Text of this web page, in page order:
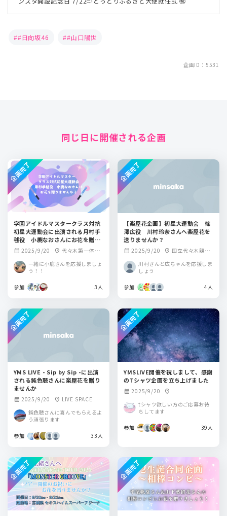
#日向坂46 #山口陽世
企画ID：5531
同じ日に開催される企画
学園アイドルマスタークラス対抗
初星大運動会に出演される月村手
毬役 小鹿なおさんにお花を贈り
ませんか？
calendar_month 2025/9/20 location_on 代々木第一体育
一緒に小鹿さんを応援しましょ
う！！
参加 3人
企画完了
【楽屋花企画】初星大運動会 篠
澤広役 川村玲奈さんへ楽屋花を
送りませんか？
calendar_month 2025/9/20 location_on 国立代々木競技
川村さんと広ちゃんを応援しま
しょう
参加 4人
企画完了
YMS LIVE - Sip by Sip -に出演
される鈍色聴さんに楽屋花を贈り
ませんか
calendar_month 2025/9/20 location_on LIVE SPACE Q
ライブBAR from sc
鈍色聴さんに喜んでもらえるよ
う頑張ります
参加 33人
企画完了
YMSLIVE開催を祝しまして、感謝
のTシャツ企画を立ち上げました
calendar_month 2025/9/20 location_on
tシャツ欲しい方のご応募お待
ちしてます
参加 39人
企画完了
企画完了 企画完了